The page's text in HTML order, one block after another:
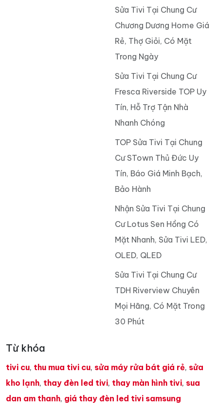
Sửa Tivi Tại Chung Cư
Chương Dương Home Giá
Rẻ, Thợ Giỏi, Có Mặt
Trong Ngày
Sửa Tivi Tại Chung Cư
Fresca Riverside TOP Uy
Tín, Hỗ Trợ Tận Nhà
Nhanh Chóng
TOP Sửa Tivi Tại Chung
Cư STown Thủ Đức Uy
Tín, Báo Giá Minh Bạch,
Bảo Hành
Nhận Sửa Tivi Tại Chung
Cư Lotus Sen Hồng Có
Mặt Nhanh, Sửa Tivi LED,
OLED, QLED
Sửa Tivi Tại Chung Cư
TDH Riverview Chuyên
Mọi Hãng, Có Mặt Trong
30 Phút
Từ khóa
tivi cu, thu mua tivi cu, sửa máy rửa bát giá rẻ, sửa
kho lạnh, thay đèn led tivi, thay màn hình tivi, sua
dan am thanh, giá thay đèn led tivi samsung